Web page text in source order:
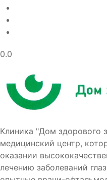
0.0
Клиника "Дом здорового
медицинский центр,
оказании
лечению заболеваний